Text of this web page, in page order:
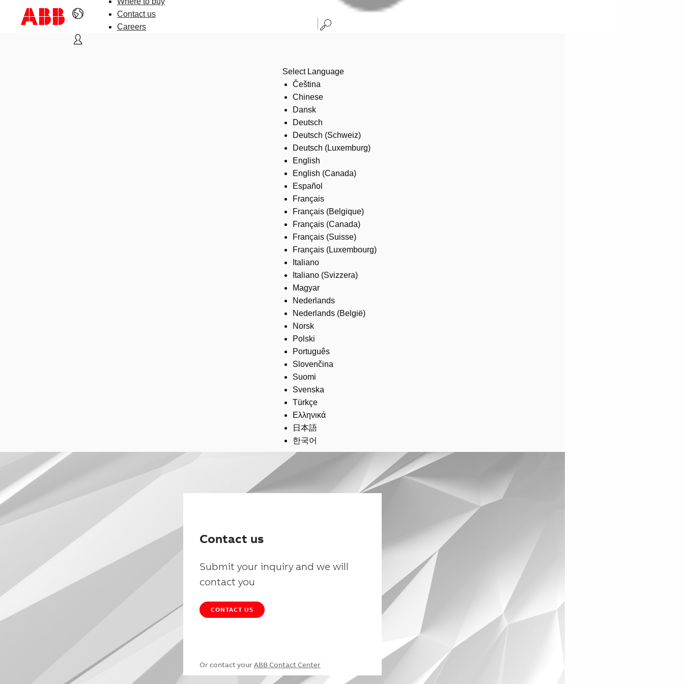
Contact us
Careers
Select Language
Čeština
Chinese
Dansk
Deutsch
Deutsch (Schweiz)
Deutsch (Luxemburg)
English
English (Canada)
Español
Français
Français (Belgique)
Français (Canada)
Français (Suisse)
Français (Luxembourg)
Italiano
Italiano (Svizzera)
Magyar
Nederlands
Nederlands (België)
Norsk
Polski
Português
Slovenčina
Suomi
Svenska
Türkçe
Ελληνικά
日本語
한국어
Contact us
Submit your inquiry and we will
contact you
CONTACT US
Or contact your ABB Contact Center